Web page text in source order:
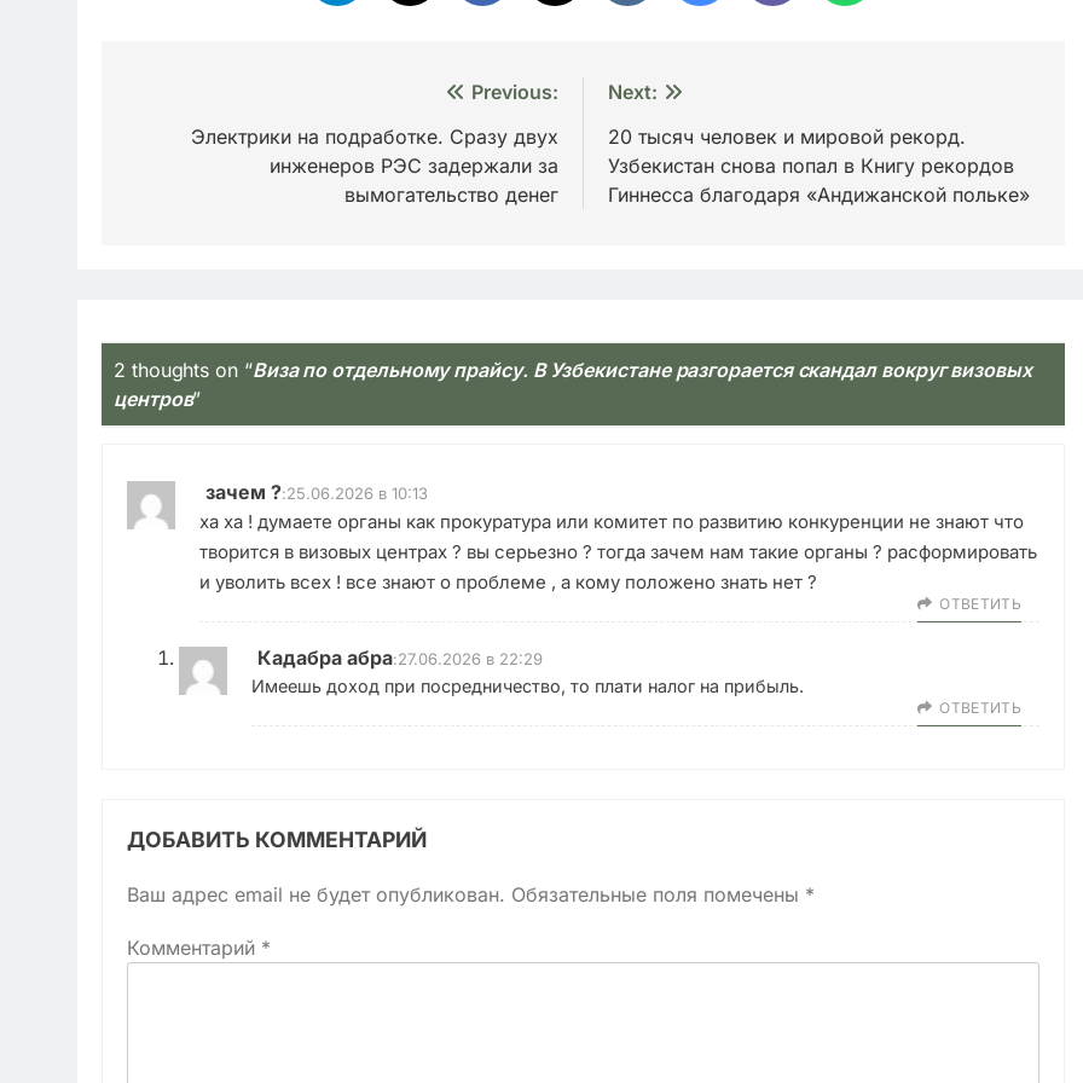
Previous:
Электрики на подработке. Сразу двух
инженеров РЭС задержали за
вымогательство денег
Next:
20 тысяч человек и мировой рекорд.
Узбекистан снова попал в Книгу рекордов
Гиннесса благодаря «Андижанской польке»
2 thoughts on “Виза по отдельному прайсу. В Узбекистане разгорается скандал вокруг визовых
центров”
зачем ?:25.06.2026 в 10:13
ха ха ! думаете органы как прокуратура или комитет по развитию конкуренции не знают что
творится в визовых центрах ? вы серьезно ? тогда зачем нам такие органы ? расформировать
и уволить всех ! все знают о проблеме , а кому положено знать нет ?
ОТВЕТИТЬ
Кадабра абра:27.06.2026 в 22:29
Имеешь доход при посредничество, то плати налог на прибыль.
ОТВЕТИТЬ
ДОБАВИТЬ КОММЕНТАРИЙ
Ваш адрес email не будет опубликован. Обязательные поля помечены *
Комментарий *